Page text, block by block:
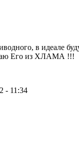
в идеале
Его из ХЛАМА !!!
- 11:34